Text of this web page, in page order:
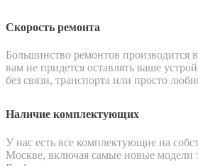
Скорость ремонта
Большинство ремонтов производится
вам не придется оставлять ваше
без связи, транспорта или просто
Наличие комплектующих
У нас есть все комплектующие на
Москве, включая самые новые модели